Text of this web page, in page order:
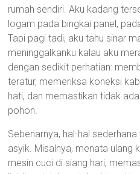
rumah sendiri. Aku kadang
logam pada bingkai panel,
Tapi pagi tadi, aku tahu sinar
meninggalkanku kalau aku
dengan sedikit perhatian:
teratur, memeriksa koneksi
hati, dan memastikan tidak
pohon.
Sebenarnya, hal-hal
asyik. Misalnya, menata ulang
mesin cuci di siang hari,